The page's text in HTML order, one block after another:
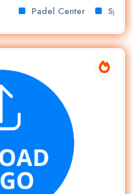
Padel Center Sport